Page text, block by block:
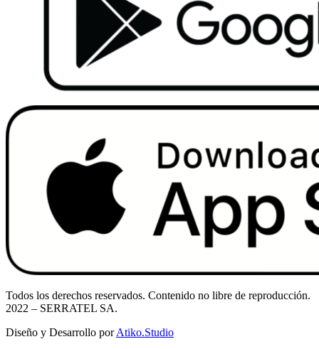
Todos los derechos reservados. Contenido no libre de reproducción.
2022 – SERRATEL SA.
Diseño y Desarrollo porAtiko.Studio